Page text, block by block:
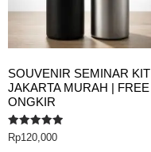
SOUVENIR SEMINAR KIT
JAKARTA MURAH | FREE
ONGKIR
Rated
5.00
Rp120,000